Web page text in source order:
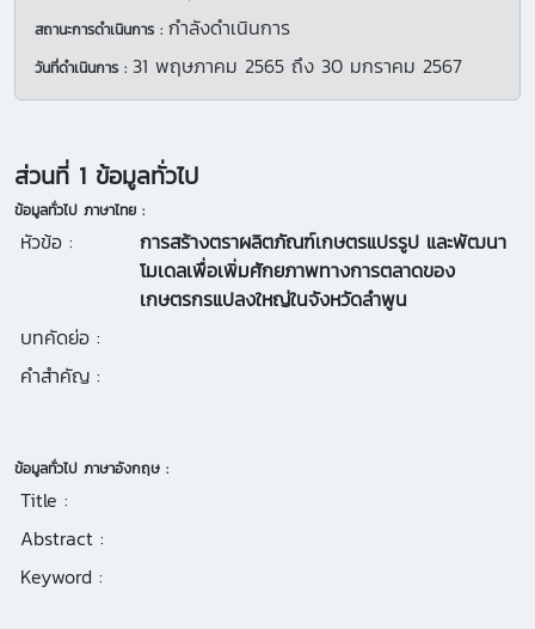
สถานะการดำเนินการ : กำลังดำเนินการ
วันที่ดำเนินการ : 31 พฤษภาคม 2565 ถึง 30 มกราคม 2567
ส่วนที่ 1 ข้อมูลทั่วไป
ข้อมูลทั่วไป ภาษาไทย :
หัวข้อ :
การสร้างตราผลิตภัณฑ์เกษตรแปรรูป และพัฒนา
โมเดลเพื่อเพิ่มศักยภาพทางการตลาดของ
เกษตรกรแปลงใหญ่ในจังหวัดลำพูน
บทคัดย่อ :
คำสำคัญ :
ข้อมูลทั่วไป ภาษาอังกฤษ :
Title :
Abstract :
Keyword :